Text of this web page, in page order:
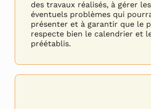
des travaux réalisés, à gérer les
éventuels problèmes qui
présenter et à garantir que le
respecte bien le calendrier et
préétablis.